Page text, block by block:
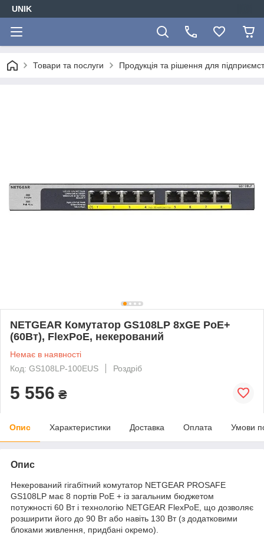
UNIK
Товари та послуги Продукція та рішення для
NETGEAR Комутатор GS108LP 8xGE PoE+
(60Вт), FlexPoE, некерований
Немає в наявності
Код: GS108LP-100EUS
Роздріб
5 556 ₴
Опис Характеристики Доставка Оплата Умови
Опис
Некерований гігабітний комутатор NETGEAR PROSAFE
GS108LP має 8 портів PoE + із загальним бюджетом
потужності 60 Вт і технологію NETGEAR FlexPoE, що дозволяє
розширити його до 90 Вт або навіть 130 Вт (з додатковими
блоками живлення, придбані окремо).